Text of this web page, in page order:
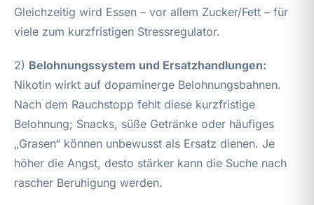
Gleichzeitig wird Essen – vor allem Zucker/Fett – für
viele zum kurzfristigen Stressregulator.
2) Belohnungssystem und Ersatzhandlungen:
Nikotin wirkt auf dopaminerge Belohnungsbahnen.
Nach dem Rauchstopp fehlt diese kurzfristige
Belohnung; Snacks, süße Getränke oder häufiges
„Grasen“ können unbewusst als Ersatz dienen. Je
höher die Angst, desto stärker kann die Suche nach
rascher Beruhigung werden.